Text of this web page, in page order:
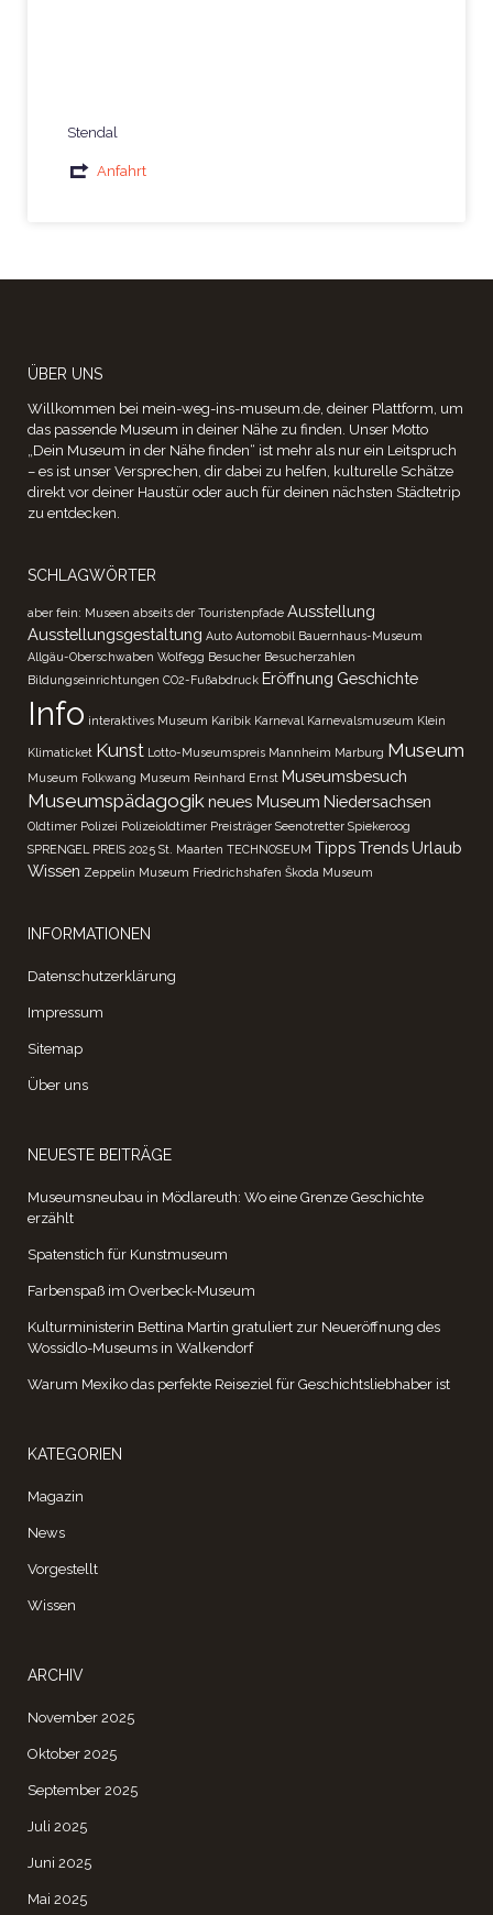
Stendal
Anfahrt
ÜBER UNS
Willkommen bei mein-weg-ins-museum.de, deiner Plattform, um
das passende Museum in deiner Nähe zu finden. Unser Motto
„Dein Museum in der Nähe finden“ ist mehr als nur ein Leitspruch
– es ist unser Versprechen, dir dabei zu helfen, kulturelle Schätze
direkt vor deiner Haustür oder auch für deinen nächsten Städtetrip
zu entdecken.
SCHLAGWÖRTER
aber fein: Museen abseits der Touristenpfade Ausstellung
Ausstellungsgestaltung Auto Automobil
Bauernhaus-Museum
Allgäu-Oberschwaben Wolfegg Besucher Besucherzahlen
Bildungseinrichtungen CO2-Fußabdruck Eröffnung Geschichte
Info interaktives Museum Karibik Karneval Karnevalsmuseum Klein
Klimaticket Kunst Lotto-Museumspreis Mannheim Marburg Museum
Museum Folkwang Museum Reinhard Ernst Museumsbesuch
Museumspädagogik neues Museum Niedersachsen
Oldtimer Polizei Polizeioldtimer Preisträger Seenotretter Spiekeroog
SPRENGEL PREIS 2025 St. Maarten TECHNOSEUM TippsTrends Urlaub
Wissen Zeppelin Museum Friedrichshafen Škoda Museum
INFORMATIONEN
Datenschutzerklärung
Impressum
Sitemap
Über uns
NEUESTE BEITRÄGE
Museumsneubau in Mödlareuth: Wo eine Grenze Geschichte
erzählt
Spatenstich für Kunstmuseum
Farbenspaß im Overbeck-Museum
Kulturministerin Bettina Martin gratuliert zur Neueröffnung des
Wossidlo-Museums in Walkendorf
Warum Mexiko das perfekte Reiseziel für Geschichtsliebhaber ist
KATEGORIEN
Magazin
News
Vorgestellt
Wissen
ARCHIV
November 2025
Oktober 2025
September 2025
Juli 2025
Juni 2025
Mai 2025